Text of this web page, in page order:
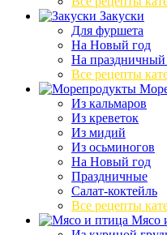
Закуски
Для фуршета
На Новый год
На праздничный
Все рецепты
Из кальмаров
Из креветок
Из мидий
Из осьминогов
На Новый год
Праздничные
Салат-коктейль
Все рецепты
Мясо